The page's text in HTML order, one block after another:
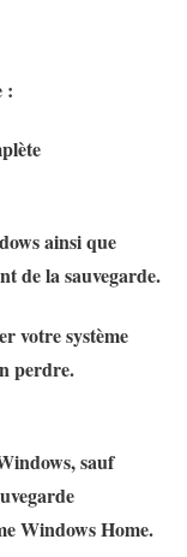
:
ainsi que
de la sauvegarde.
votre système
perdre.
,sauf
Windows Home.